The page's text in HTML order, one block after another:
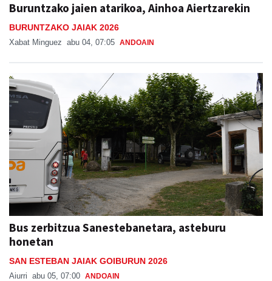
Buruntzako jaien atarikoa, Ainhoa Aiertzarekin
BURUNTZAKO JAIAK 2026
Xabat Minguez abu 04, 07:05 ANDOAIN
Bus zerbitzua Sanestebanetara, asteburu
honetan
SAN ESTEBAN JAIAK GOIBURUN 2026
Aiurri abu 05, 07:00 ANDOAIN